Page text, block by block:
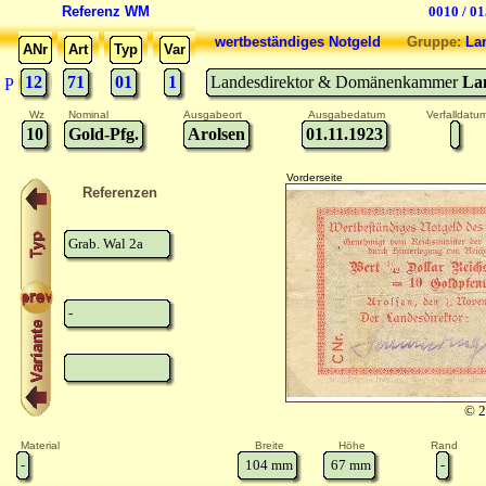
Referenz WM 0010 /
ANr Art Typ Var
P 12 71 01 1
wertbeständiges NotgeldGruppe:
Landesdirektor & Domänenkammer
Wz Nominal Ausgabeort Ausgabedatum
10 Gold-Pfg. Arolsen 01.11.1923
Referenzen
Grab. Wal 2a
-
Vorderseite
©
Material Breite Höhe Rand
- 104mm 67 mm -